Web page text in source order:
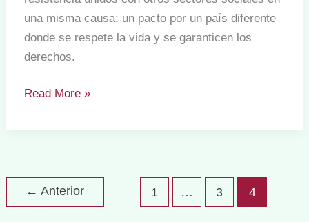
una misma causa: un pacto por un país diferente
donde se respete la vida y se garanticen los
derechos.
*La
de
Çxhãçxha
en
Read More »
← Anterior 1 … 3 4